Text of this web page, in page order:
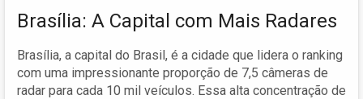
Brasília: A Capital com Mais Radares
Brasília, a capital do Brasil, é a cidade que lidera o ranking
com uma impressionante proporção de 7,5 câmeras de
radar para cada 10 mil veículos. Essa alta concentração de